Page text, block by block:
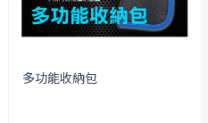
多功能收納包